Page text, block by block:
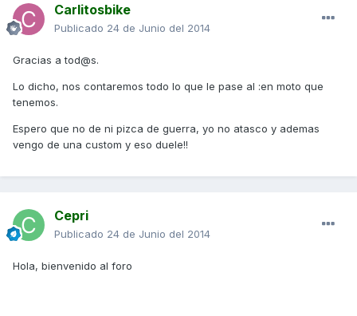
Carlitosbike
Publicado 24 de Junio del 2014
Gracias a tod@s.
Lo dicho, nos contaremos todo lo que le pase al :en moto que
tenemos.
Espero que no de ni pizca de guerra, yo no atasco y ademas
vengo de una custom y eso duele!!
Cepri
Publicado 24 de Junio del 2014
Hola, bienvenido al foro